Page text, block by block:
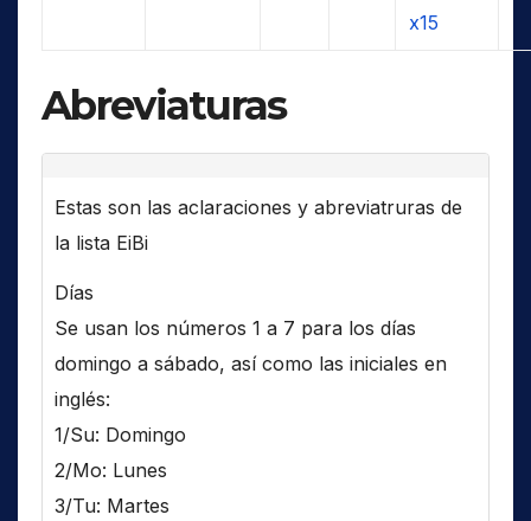
x15
Abreviaturas
Estas son las aclaraciones y abreviatruras de
la lista EiBi
Días
Se usan los números 1 a 7 para los días
domingo a sábado, así como las iniciales en
inglés:
1/Su: Domingo
2/Mo: Lunes
3/Tu: Martes